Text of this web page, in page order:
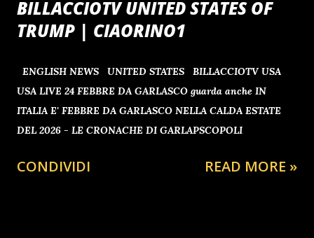
BILLACCIOTV UNITED STATES OF
TRUMP | CIAORINO1
ENGLISH NEWS UNITED STATES BILLACCIOTV USA
USA LIVE 24 FEBBRE DA GARLASCO guarda anche IN
ITALIA E' FEBBRE DA GARLASCO NELLA CALDA ESTATE
DEL 2026 - LE CRONACHE DI GARLAPSCOPOLI
CONDIVIDI READ MORE »